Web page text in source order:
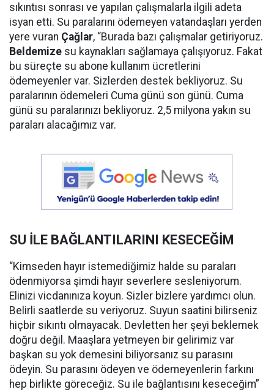
sıkıntısı sonrası ve yapılan çalışmalarla ilgili adeta
isyan etti. Su paralarını ödemeyen vatandaşları yerden
yere vuran Çağlar, “Burada bazı çalışmalar getiriyoruz.
Beldemize su kaynakları sağlamaya çalışıyoruz. Fakat
bu süreçte su abone kullanım ücretlerini
ödemeyenler var. Sizlerden destek bekliyoruz. Su
paralarının ödemeleri Cuma günü son günü. Cuma
günü su paralarınızı bekliyoruz. 2,5 milyona yakın su
paraları alacağımız var.
SU İLE BAĞLANTILARINI KESECEĞİM
“Kimseden hayır istemediğimiz halde su paraları
ödenmiyorsa şimdi hayır severlere sesleniyorum.
Elinizi vicdanınıza koyun. Sizler bizlere yardımcı olun.
Belirli saatlerde su veriyoruz. Suyun saatini bilirseniz
hiçbir sıkıntı olmayacak. Devletten her şeyi beklemek
doğru değil. Maaşlara yetmeyen bir gelirimiz var
başkan su yok demesini biliyorsanız su parasını
ödeyin. Su parasını ödeyen ve ödemeyenlerin farkını
hep birlikte göreceğiz. Su ile bağlantısını keseceğim”